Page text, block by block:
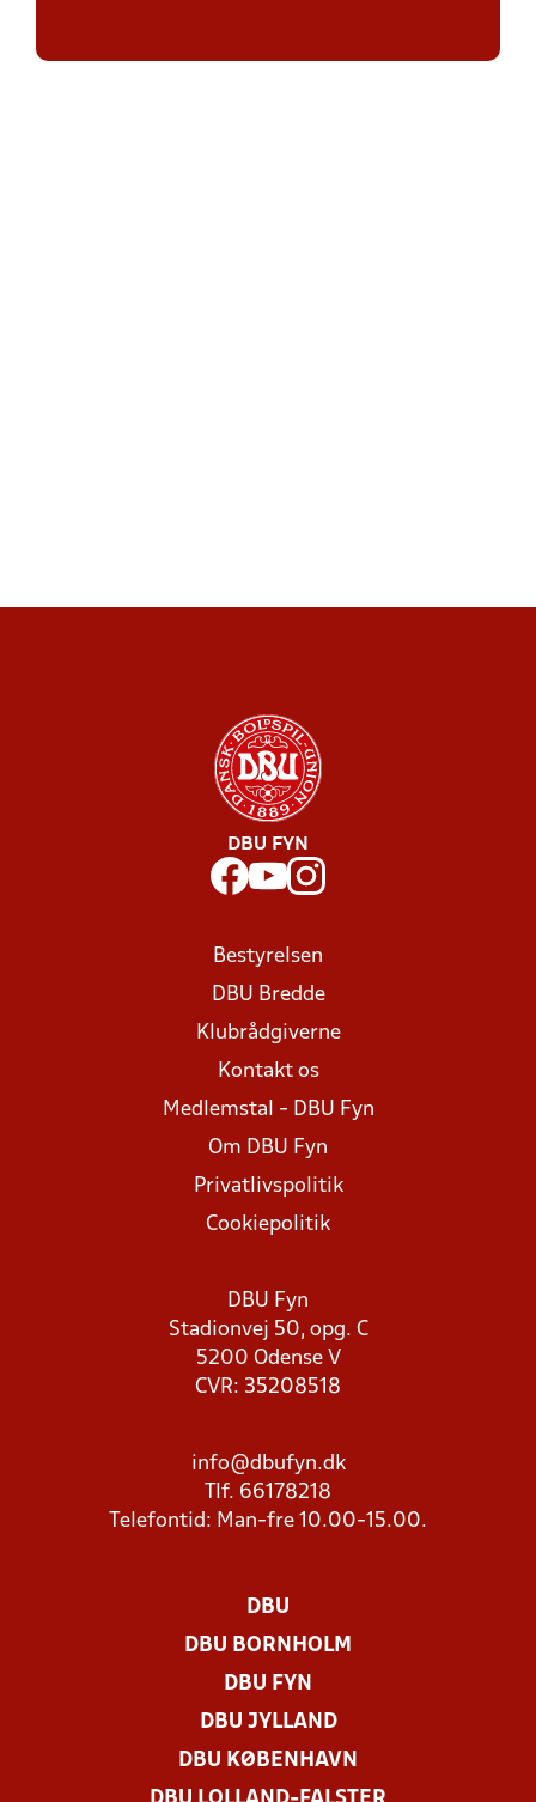
DBU FYN
Bestyrelsen
DBU Bredde
Klubrådgiverne
Kontakt os
Medlemstal - DBU Fyn
Om DBU Fyn
Privatlivspolitik
Cookiepolitik
DBU Fyn
Stadionvej 50, opg. C
5200 Odense V
CVR: 35208518
info@dbufyn.dk
Tlf. 66178218
Telefontid: Man-fre 10.00-15.00.
DBU
DBU BORNHOLM
DBU FYN
DBU JYLLAND
DBU KØBENHAVN